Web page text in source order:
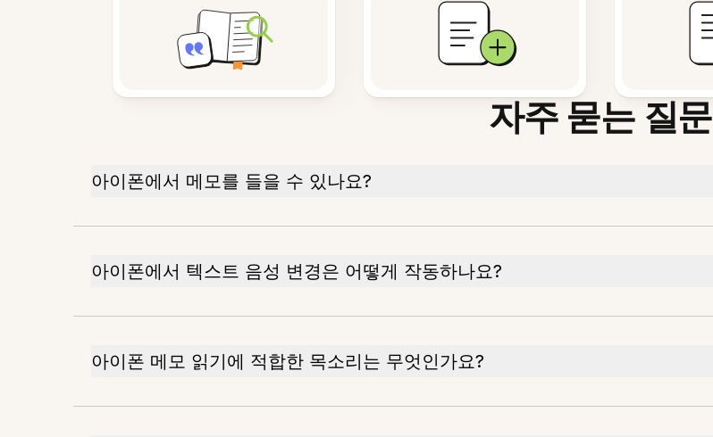
자주 묻는 질문
아이폰에서 메모를 들을 수 있나요?
아이폰에서 텍스트 음성 변경은 어떻게 작동하나요?
아이폰 메모 읽기에 적합한 목소리는 무엇인가요?